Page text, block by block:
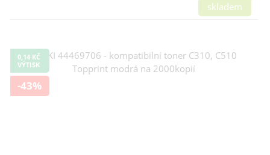
skladem
0,14 KČ
VÝTISK
-43%